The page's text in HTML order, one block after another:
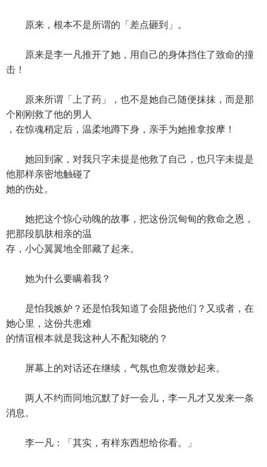
原来，根本不是所谓的「差点砸到」。
原来是李一凡推开了她，用自己的身体挡住了致命的撞
击！
原来所谓「上了药」，也不是她自己随便抹抹，而是那
个刚刚救了他的男人
，在惊魂稍定后，温柔地蹲下身，亲手为她推拿按摩！
她回到家，对我只字未提是他救了自己，也只字未提是
他那样亲密地触碰了
她的伤处。
她把这个惊心动魄的故事，把这份沉甸甸的救命之恩，
把那段肌肤相亲的温
存，小心翼翼地全部藏了起来。
她为什么要瞒着我？
是怕我嫉妒？还是怕我知道了会阻挠他们？又或者，在
她心里，这份共患难
的情谊根本就是我这种人不配知晓的？
屏幕上的对话还在继续，气氛也愈发微妙起来。
两人不约而同地沉默了好一会儿，李一凡才又发来一条
消息。
李一凡：「其实，有样东西想给你看。」